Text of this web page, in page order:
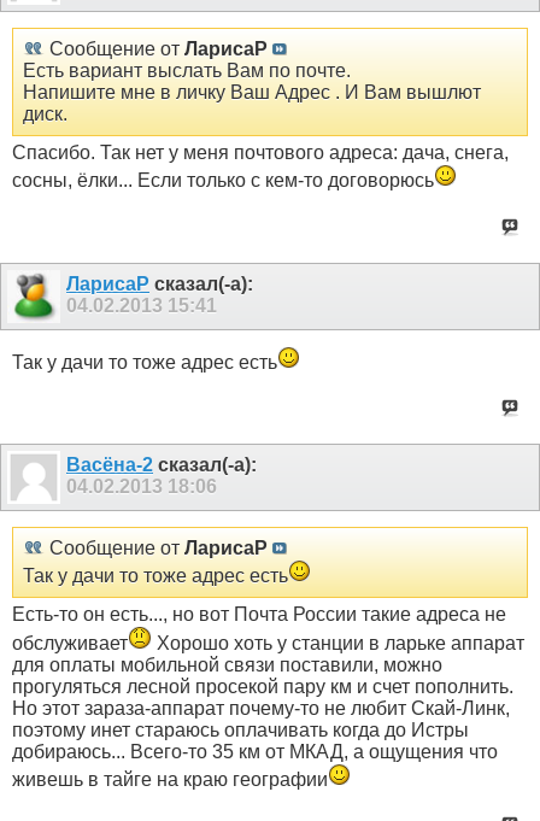
Сообщение от ЛарисаР
Есть вариант выслать Вам по почте.
Напишите мне в личку Ваш Адрес . И Вам вышлют
диск.
Спасибо. Так нет у меня почтового адреса: дача, снега,
сосны, ёлки... Если только с кем-то договорюсь
ЛарисаР сказал(-а):
04.02.2013 15:41
Так у дачи то тоже адрес есть
Васёна-2 сказал(-а):
04.02.2013 18:06
Сообщение от ЛарисаР
Так у дачи то тоже адрес есть
Есть-то он есть..., но вот Почта России такие адреса не
обслуживает
Хорошо хоть у станции в ларьке аппарат
для оплаты мобильной связи поставили, можно
прогуляться лесной просекой пару км и счет пополнить.
Но этот зараза-аппарат почему-то не любит Скай-Линк,
поэтому инет стараюсь оплачивать когда до Истры
добираюсь... Всего-то 35 км от МКАД, а ощущения что
живешь в тайге на краю географии